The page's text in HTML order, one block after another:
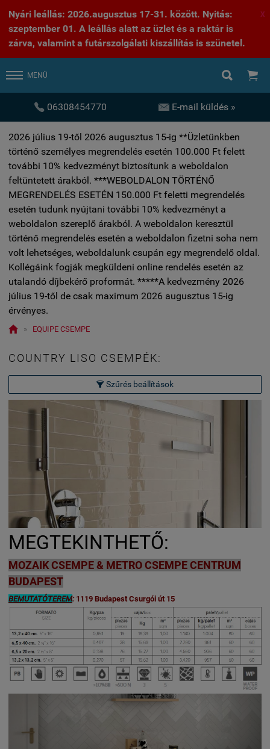
Nyári leállás: 2026.augusztus 17-31. között. Nyitás:
szeptember 01. A leállás alatt az üzlet és a raktár is
zárva, valamint a futárszolgálati kiszállítás is szünetel.
X
MENÜ  
 06308454770  E-mail küldés »
2026 július 19-től 2026 augusztus 15-ig **Üzletünkben
történő személyes megrendelés esetén 100.000 Ft felett
további 10% kedvezményt biztosítunk a weboldalon
feltüntetett árakból. ***WEBOLDALON TÖRTÉNŐ
MEGRENDELÉS ESETÉN 150.000 Ft feletti megrendelés
esetén tudunk nyújtani további 10% kedvezményt a
weboldalon szereplő árakból. A weboldalon keresztül
történő megrendelés esetén a weboldalon fizetni soha nem
volt lehetséges, weboldalunk csupán egy megrendelő oldal.
Kollégáink fogják megküldeni online rendelés esetén az
utalandó díjbekérő proformát. *****A kedvezmény 2026
július 19-től de csak maximum 2026 augusztus 15-ig
érvényes.
 » EQUIPE CSEMPE
COUNTRY LISO CSEMPÉK:
 Szűrés beállítások
MEGTEKINTHETŐ:
MOZAIK CSEMPE & METRO CSEMPE CENTRUM
BUDAPEST
BEMUTATÓTEREM: 1119 Budapest Csurgói út 15